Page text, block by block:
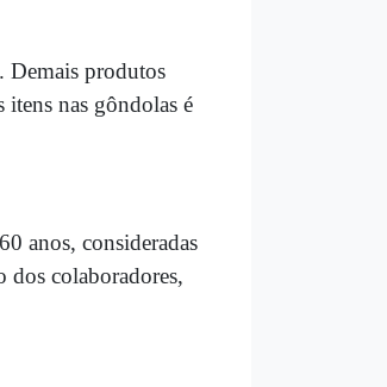
Demais produtos
nas gôndolas é
anos, consideradas
dos colaboradores,